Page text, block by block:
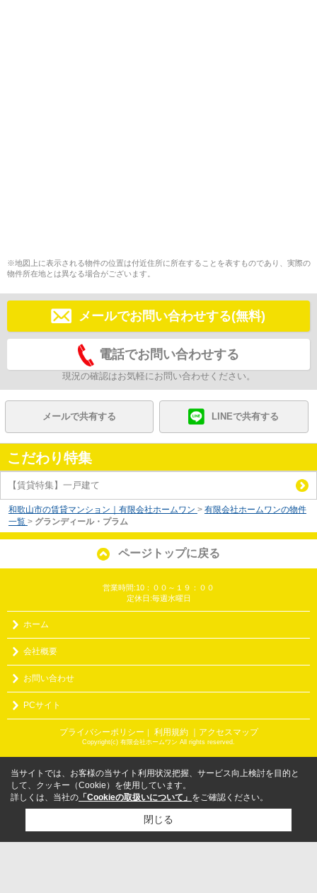
※地図上に表示される物件の位置は付近住所に所在することを表すものであり、実際の
物件所在地とは異なる場合がございます。
メールでお問い合わせする(無料)
電話でお問い合わせする
現況の確認はお気軽にお問い合わせください。
メールで共有する LINEで共有する
こだわり特集
【賃貸特集】一戸建て
和歌山市の賃貸マンション｜有限会社ホームワン > 有限会社ホームワンの物件
一覧 > グランディール・プラム
ページトップに戻る
営業時間:10：００～１９：００
定休日:毎週水曜日
ホーム
会社概要
お問い合わせ
PCサイト
プライバシーポリシー 利用規約 ｜アクセスマップ
Copyright(c) 有限会社ホームワン All rights reserved.
当サイトでは、お客様の当サイト利用状況把握、サービス向上検討を目的と
して、クッキー（Cookie）を使用しています。
詳しくは、当社の 「Cookieの取扱いについて」 をご確認ください。
閉じる